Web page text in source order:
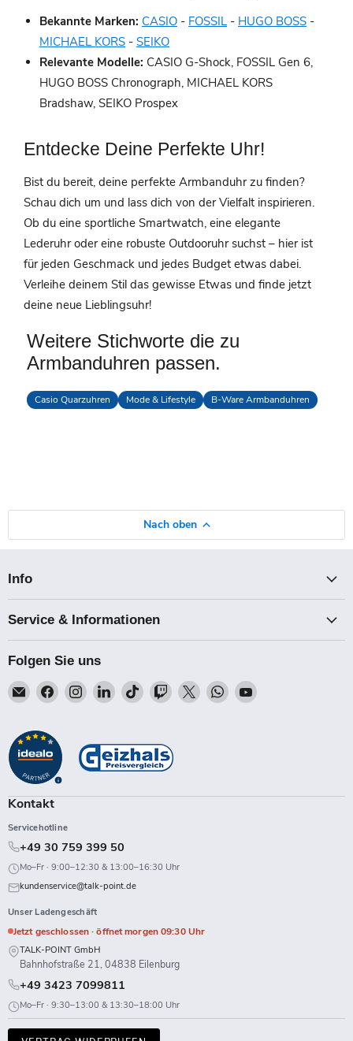
Bekannte Marken: CASIO - FOSSIL - HUGO BOSS -
MICHAEL KORS - SEIKO
Relevante Modelle: CASIO G-Shock, FOSSIL Gen 6,
HUGO BOSS Chronograph, MICHAEL KORS
Bradshaw, SEIKO Prospex
Entdecke Deine Perfekte Uhr!
Bist du bereit, deine perfekte Armbanduhr zu finden?
Schau dich um und lass dich von der Vielfalt inspirieren.
Ob du eine sportliche Smartwatch, eine elegante
Lederuhr oder eine robuste Outdooruhr suchst – hier ist
für jeden Geschmack und jedes Budget etwas dabei.
Verleihe deinem Stil das gewisse Etwas und finde jetzt
deine neue Lieblingsuhr!
Weitere Stichworte die zu
Armbanduhren passen.
Casio Quarzuhren Mode & Lifestyle B-Ware Armbanduhren
Nach oben
Info
Service & Informationen
Folgen Sie uns
Email
Talk-
Finden
Sie
auf
Facebook
Finden
Sie
auf
Instagram
Finden
Sie
auf
LinkedIn
Finden
Sie
auf
TikTok
Finden
Sie
Twitch
Finden
Sie
Finden
Sie
Finden
Kontakt
Servicehotline
+49 30 759 399 50
Mo–Fr · 9:00–12:30 & 13:00–16:30 Uhr
kundenservice@talk-point.de
Unser Ladengeschäft
Jetzt geschlossen · öffnet morgen 09:30 Uhr
TALK-POINT GmbH
Bahnhofstraße 21, 04838 Eilenburg
+49 3423 7099811
Mo–Fr · 9:30–13:00 & 13:30–18:00 Uhr